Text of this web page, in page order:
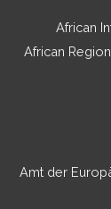
African
African
Amt der